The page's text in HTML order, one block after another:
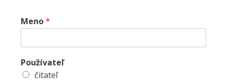
Meno*
Používateľ
čitateľ